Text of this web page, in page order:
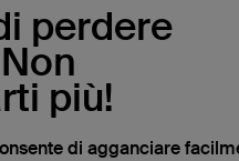
perdere
più!
di agganciare